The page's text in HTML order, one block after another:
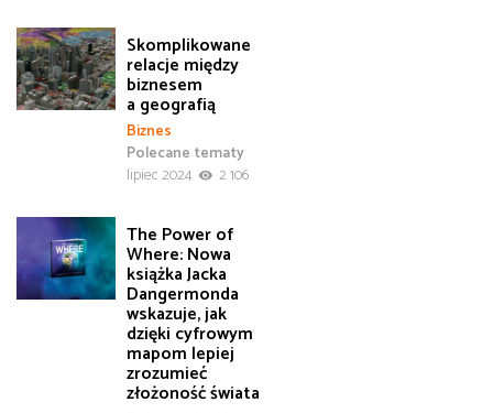
Skomplikowane
relacje między
biznesem
a geografią
Biznes
Polecane tematy
lipiec 2024
2 106
The Power of
Where: Nowa
książka Jacka
Dangermonda
wskazuje, jak
dzięki cyfrowym
mapom lepiej
zrozumieć
złożoność świata